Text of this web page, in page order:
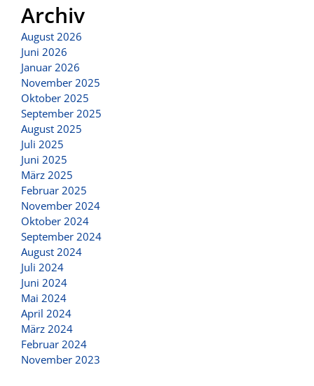
Archiv
August 2026
Juni 2026
Januar 2026
November 2025
Oktober 2025
September 2025
August 2025
Juli 2025
Juni 2025
März 2025
Februar 2025
November 2024
Oktober 2024
September 2024
August 2024
Juli 2024
Juni 2024
Mai 2024
April 2024
März 2024
Februar 2024
November 2023